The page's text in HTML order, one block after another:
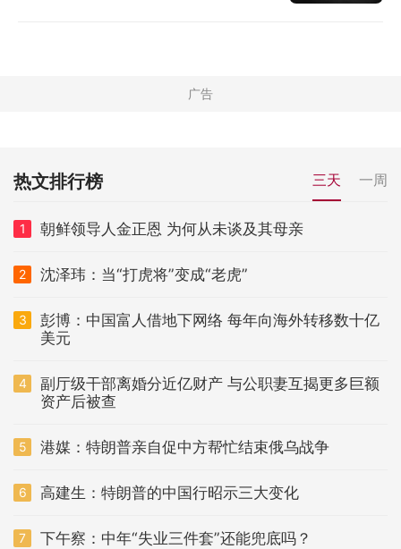
热文排行榜 三天 一周
1 朝鲜领导人金正恩 为何从未谈及其母亲
2 沈泽玮：当“打虎将”变成“老虎”
3
彭博：中国富人借地下网络 每年向海外转移数十亿
美元
4
副厅级干部离婚分近亿财产 与公职妻互揭更多巨额
资产后被查
5 港媒：特朗普亲自促中方帮忙结束俄乌战争
6 高建生：特朗普的中国行昭示三大变化
7 下午察：中年“失业三件套”还能兜底吗？